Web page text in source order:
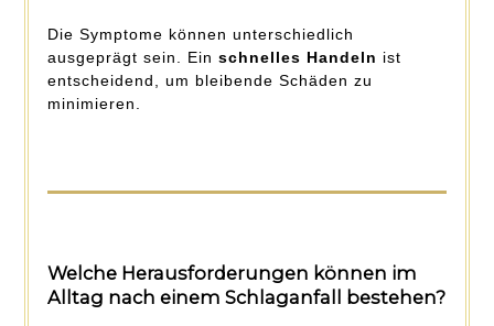
Die Symptome können unterschiedlich
ausgeprägt sein. Ein schnelles Handeln ist
entscheidend, um bleibende Schäden zu
minimieren.
Welche Herausforderungen können im
Alltag nach einem Schlaganfall bestehen?